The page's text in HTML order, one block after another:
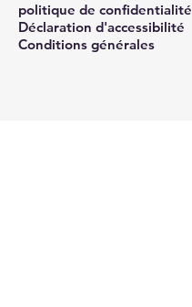
politique de confidentialité
Déclaration d'accessibilité
Conditions générales